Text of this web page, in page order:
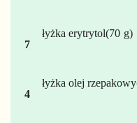
7
łyżka erytrytol 70
4
łyżka olej rzepakowy